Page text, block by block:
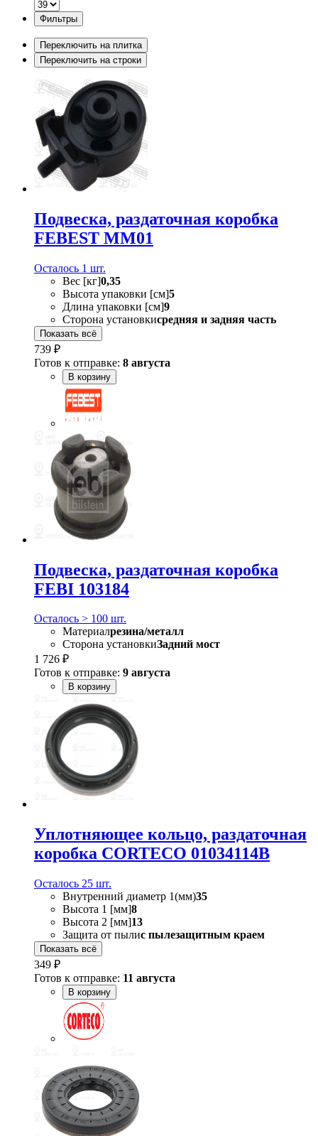
Фильтры
Переключить на плитка
Переключить на строки
Подвеска, раздаточная коробка
FEBEST MM01
Осталось 1 шт.
Вес [кг]0,35
Высота упаковки [см]5
Длина упаковки [см]9
Сторона установкисредняя и задняя часть
Показать всё
739 ₽
Готов к отправке: 8 августа
В корзину
Подвеска, раздаточная коробка
FEBI 103184
Осталось > 100 шт.
Материалрезина/металл
Сторона установкиЗадний мост
1 726 ₽
Готов к отправке: 9 августа
В корзину
Уплотняющее кольцо, раздаточная
коробка CORTECO 01034114B
Осталось 25 шт.
Внутренний диаметр 1(мм)35
Высота 1 [мм]8
Высота 2 [мм]13
Защита от пылис пылезащитным краем
Показать всё
349 ₽
Готов к отправке: 11 августа
В корзину